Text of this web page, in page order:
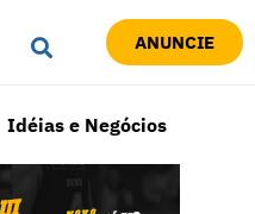
ANUNCIE
Idéias e Negócios